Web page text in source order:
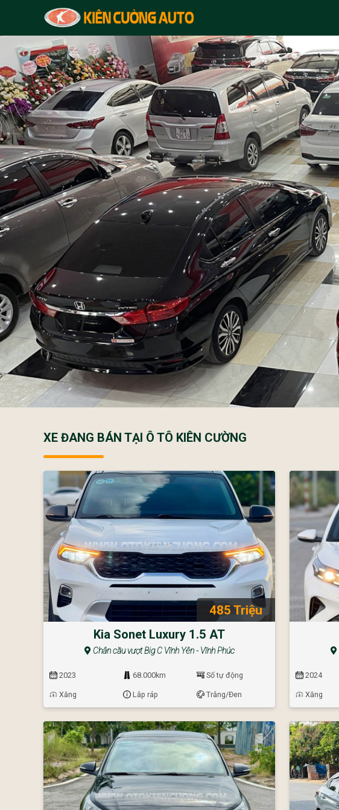
XE ĐANG BÁN TẠI Ô TÔ KIÊN CƯỜNG
485 Triệu
Kia Sonet Luxury 1.5 AT
Chân cầu vượt Big C Vĩnh Yên - Vĩnh Phúc
2023 68.000km Số tự động
Xăng Lắp ráp Trắng/Đen
2024
Xăng